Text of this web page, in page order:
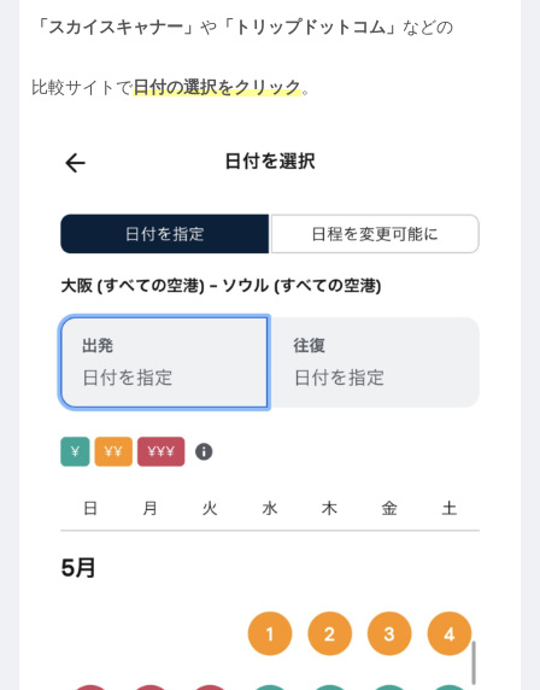
「スカイスキャナー」 や 「トリップドットコム」 などの
比較サイトで日付の選択をクリック。